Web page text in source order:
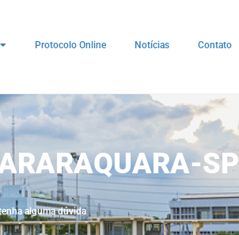
Protocolo Online Notícias Contato
SP
alguma dúvida